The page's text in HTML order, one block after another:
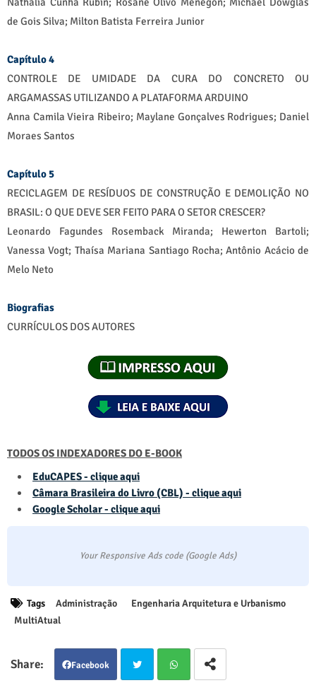
de Gois Silva; Milton Batista Ferreira Junior
Capítulo 4
CONTROLE DE UMIDADE DA CURA DO CONCRETO OU
ARGAMASSAS UTILIZANDO A PLATAFORMA ARDUINO
Anna Camila Vieira Ribeiro; Maylane Gonçalves Rodrigues; Daniel
Moraes Santos
Capítulo 5
RECICLAGEM DE RESÍDUOS DE CONSTRUÇÃO E DEMOLIÇÃO NO
BRASIL: O QUE DEVE SER FEITO PARA O SETOR CRESCER?
Leonardo Fagundes Rosemback Miranda; Hewerton Bartoli;
Vanessa Vogt; Thaísa Mariana Santiago Rocha; Antônio Acácio de
Melo Neto
Biografias
CURRÍCULOS DOS AUTORES
TODOS OS INDEXADORES DO E-BOOK
EduCAPES - clique aqui
Câmara Brasileira do Livro (CBL) - clique aqui
Google Scholar - clique aqui
Your Responsive Ads code (Google Ads)
Tags Administração
Engenharia Arquitetura e Urbanismo
MultiAtual
Facebook